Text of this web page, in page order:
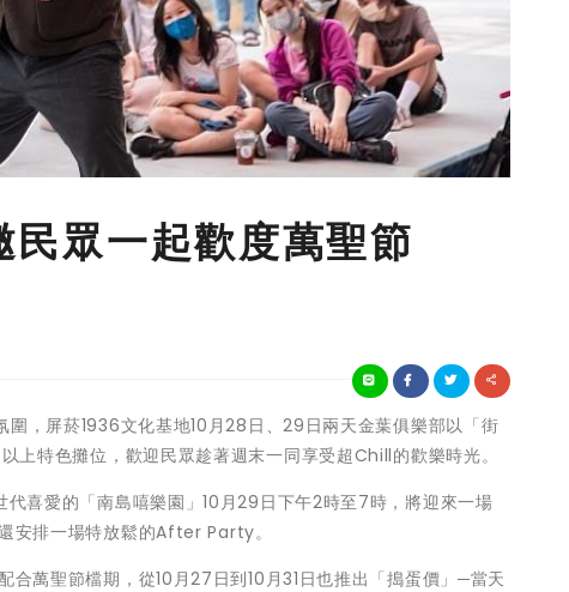
眾一起歡度萬聖節
，屏菸1936文化基地10月28日、29日兩天金葉俱樂部以「街
特色攤位，歡迎民眾趁著週末一同享受超Chill的歡樂時光。
喜愛的「南島嘻樂園」10月29日下午2時至7時，將迎來一場
安排一場特放鬆的After Party。
萬聖節檔期，從10月27日到10月31日也推出「搗蛋價」─當天